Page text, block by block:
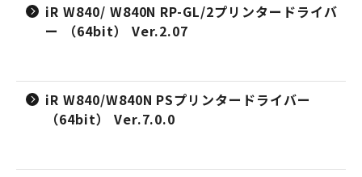
iR W840/ W840N RP-GL/2プリンタードライバ
ー （64bit） Ver.2.07
iR W840/W840N PSプリンタードライバー
（64bit） Ver.7.0.0